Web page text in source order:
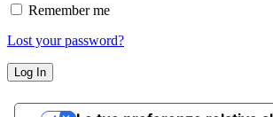
Remember me
Lost your password?